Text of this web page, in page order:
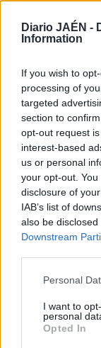
Diario JAÉN -
Information
If you wish to
processing of
targeted
section to
opt-out request
interest-based
us or personal
your opt-out.
disclosure of
IAB’s list of
also be
Downstream
Personal
I want to
personal
Opted In